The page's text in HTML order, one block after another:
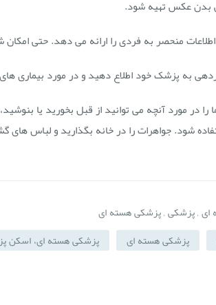
بدن عکس تهیه شود.
منحصر به فردی را ارائه می دهد. حتی امکان
به پزشک خود اطلاع دهید و در مورد بیماری
در مورد آنچه می توانید از قبل بخورید یا
شود. جواهرات را در خانه بگذارید و لباس
پزشکی پزشکی هسته ای
پزشکی هسته ای پزشکی هسته ای، اسکن